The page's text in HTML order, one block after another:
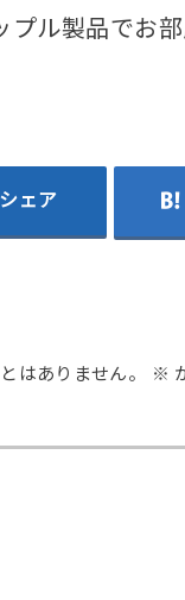
プル製品でお
シェア
はありません。 ※